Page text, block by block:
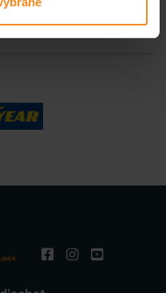
des entreprises